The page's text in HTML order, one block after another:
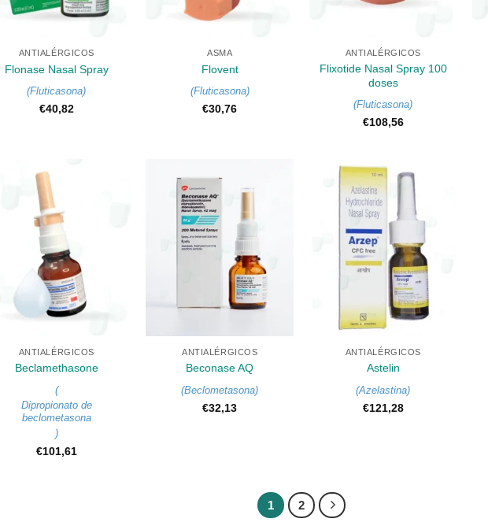
ANTIALÉRGICOS
Flonase Nasal Spray
(Fluticasona)
€40,82
ASMA
Flovent
(Fluticasona)
€30,76
ANTIALÉRGICOS
Flixotide Nasal Spray 100
doses
(Fluticasona)
€108,56
ANTIALÉRGICOS
Beclamethasone
(
Dipropionato de
beclometasona
)
€101,61
ANTIALÉRGICOS
Beconase AQ
(Beclometasona)
€32,13
ANTIALÉRGICOS
Astelin
(Azelastina)
€121,28
1 2